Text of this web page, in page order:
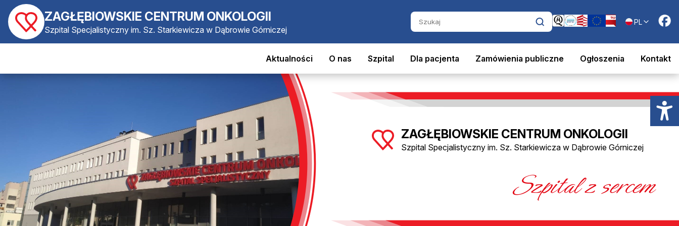
ZAGŁĘBIOWSKIE CENTRUM ONKOLOGII
Szpital Specjalistyczny im. Sz. Starkiewicza w Dąbrowie Górniczej
PL
Aktualności O nas Szpital Dla pacjenta Zamówienia publiczne Ogłoszenia Kontakt
ZAGŁĘBIOWSKIE CENTRUM ONKOLOGII
Szpital Specjalistyczny im. Sz. Starkiewicza w Dąbrowie Górniczej
Szpital z sercem